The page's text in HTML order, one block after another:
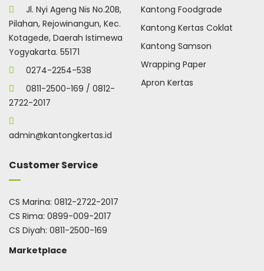
Jl. Nyi Ageng Nis No.20B,
Pilahan, Rejowinangun, Kec.
Kotagede, Daerah Istimewa
Yogyakarta. 55171
0274-2254-538
0811-2500-169 / 0812-
2722-2017
admin@kantongkertas.id
Kantong Foodgrade
Kantong Kertas Coklat
Kantong Samson
Wrapping Paper
Apron Kertas
Customer Service
CS Marina: 0812-2722-2017
CS Rima: 0899-009-2017
CS Diyah: 0811-2500-169
Marketplace